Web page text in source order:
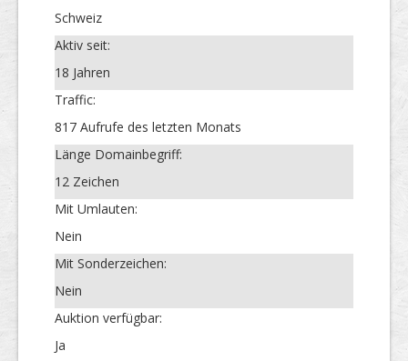
Schweiz
Aktiv seit:
18 Jahren
Traffic:
817 Aufrufe des letzten Monats
Länge Domainbegriff:
12 Zeichen
Mit Umlauten:
Nein
Mit Sonderzeichen:
Nein
Auktion verfügbar:
Ja